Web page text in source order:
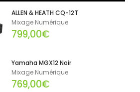
ALLEN & HEATH CQ-12T
Mixage Numérique
799,00€
Yamaha MGX12 Noir
Mixage Numérique
769,00€